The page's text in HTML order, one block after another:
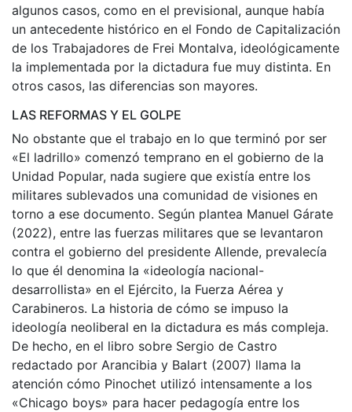
algunos casos, como en el previsional, aunque había
un antecedente histórico en el Fondo de Capitalización
de los Trabajadores de Frei Montalva, ideológicamente
la implementada por la dictadura fue muy distinta. En
otros casos, las diferencias son mayores.
LAS REFORMAS Y EL GOLPE
No obstante que el trabajo en lo que terminó por ser
«El ladrillo» comenzó temprano en el gobierno de la
Unidad Popular, nada sugiere que existía entre los
militares sublevados una comunidad de visiones en
torno a ese documento. Según plantea Manuel Gárate
(2022), entre las fuerzas militares que se levantaron
contra el gobierno del presidente Allende, prevalecía
lo que él denomina la «ideología nacional-
desarrollista» en el Ejército, la Fuerza Aérea y
Carabineros. La historia de cómo se impuso la
ideología neoliberal en la dictadura es más compleja.
De hecho, en el libro sobre Sergio de Castro
redactado por Arancibia y Balart (2007) llama la
atención cómo Pinochet utilizó intensamente a los
«Chicago boys» para hacer pedagogía entre los